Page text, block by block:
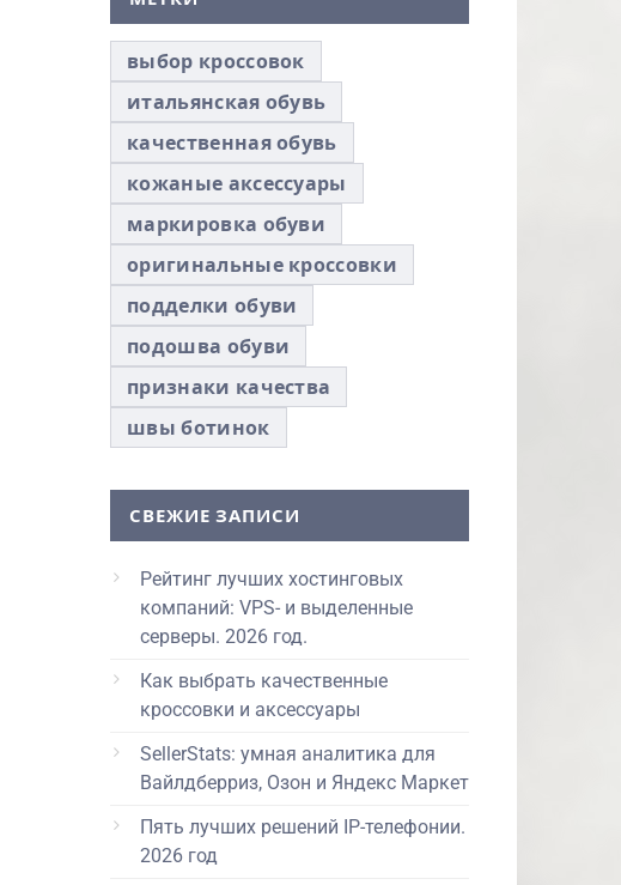
выбор кроссовок
итальянская обувь
качественная обувь
кожаные аксессуары
маркировка обуви
оригинальные кроссовки
подделки обуви
подошва обуви
признаки качества
швы ботинок
СВЕЖИЕ ЗАПИСИ
Рейтинг лучших хостинговых
компаний: VPS- и выделенные
серверы. 2026 год.
Как выбрать качественные
кроссовки и аксессуары
SellerStats: умная аналитика для
Вайлдберриз, Озон и Яндекс Маркет
Пять лучших решений IP-телефонии.
2026 год